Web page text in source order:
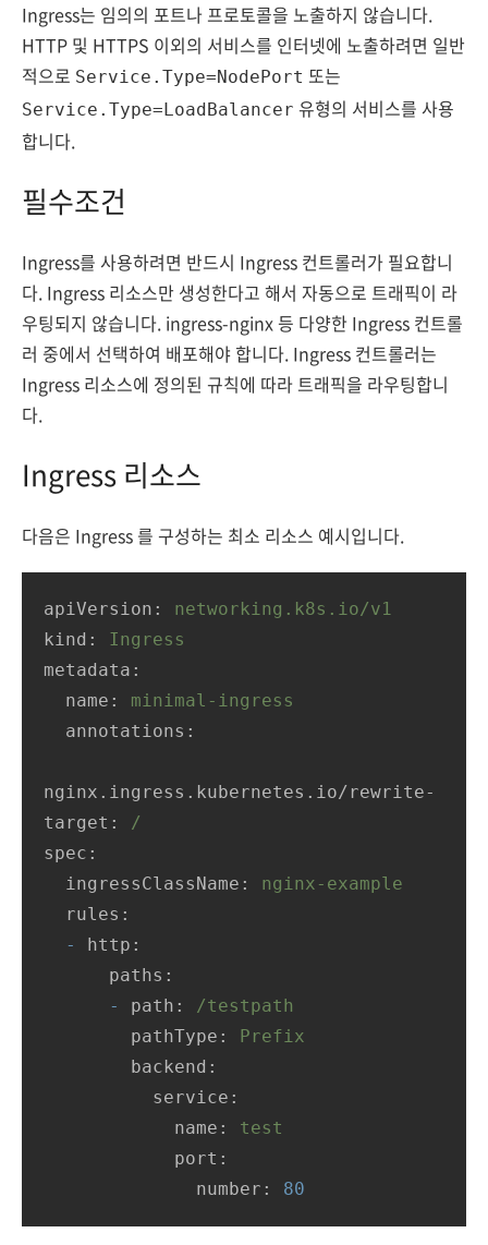
Ingress는 임의의 포트나 프로토콜을 노출하지 않습니다.
HTTP 및 HTTPS 이외의 서비스를 인터넷에 노출하려면 일반
적으로 Service.Type=NodePort 또는
Service.Type=LoadBalancer 유형의 서비스를 사용
합니다.
필수조건
Ingress를 사용하려면 반드시 Ingress 컨트롤러가 필요합니
다. Ingress 리소스만 생성한다고 해서 자동으로 트래픽이 라
우팅되지 않습니다. ingress-nginx 등 다양한 Ingress 컨트롤
러 중에서 선택하여 배포해야 합니다. Ingress 컨트롤러는
Ingress 리소스에 정의된 규칙에 따라 트래픽을 라우팅합니
다.
Ingress 리소스
다음은 Ingress 를 구성하는 최소 리소스 예시입니다.
apiVersion:
networking.k8s.io/v1
kind:
Ingress
metadata:
name:
minimal-ingress
annotations:
nginx.ingress.kubernetes.io/rewrite-
target:
/
spec:
ingressClassName:
nginx-example
rules:
-
http:
paths:
-
path:
/testpath
pathType:
Prefix
backend:
service:
name:
test
port:
number:
80